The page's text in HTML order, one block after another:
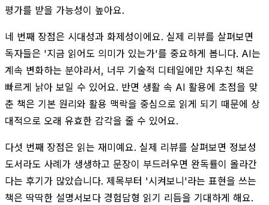
평가를 받을 가능성이 높아요.
네 번째 장점은 시대성과 화제성이에요. 실제 리뷰를 살펴보면
독자들은 '지금 읽어도 의미가 있는가'를 중요하게 봅니다. AI는
계속 변화하는 분야라서, 너무 기술적 디테일에만 치우친 책은
빠르게 낡아 보일 수 있어요. 반면 생활 속 AI 활용에 초점을 맞
춘 책은 기본 원리와 활용 맥락을 중심으로 읽게 되기 때문에 상
대적으로 오래 유효한 감각을 줄 수 있어요.
다섯 번째 장점은 읽는 재미예요. 실제 리뷰를 살펴보면 정보성
도서라도 사례가 생생하고 문장이 부드러우면 완독률이 올라간
다는 후기가 많았습니다. 제목부터 '시켜보니'라는 표현을 쓰는
책은 딱딱한 설명서보다 경험담형 읽기 리듬을 기대하게 해요.